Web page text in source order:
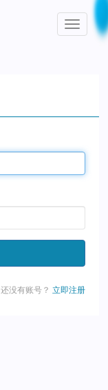
Toggle
还没有账号？ 立即注册